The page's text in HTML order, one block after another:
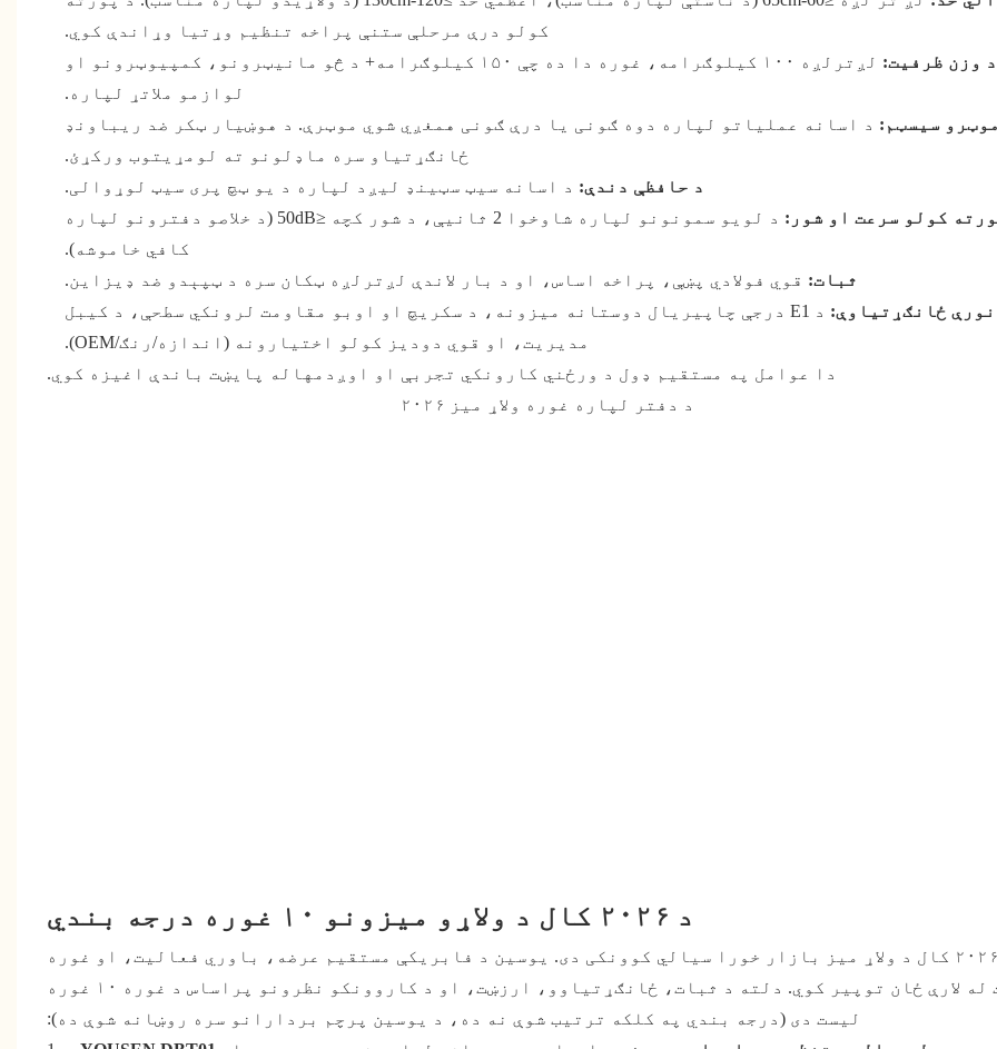
کولو درې مرحلې ستنې پراخه تنظیم وړتیا وړاندې کوي.
د وزن ظرفیت:
لږترلږه ۱۰۰ کیلوګرامه، غوره دا ده چې ۱۵۰ کیلوګرامه+ د څو مانیټرونو، کمپیوټرونو او
لوازمو ملاتړ لپاره.
سیسټم: د اسانه عملیاتو لپاره دوه ګونی یا درې ګونی همغږي شوي موټرې. د هوښیار ټکر ضد ریباونډ
ځانګړتیاو سره ماډلونو ته لومړیتوب ورکړئ.
د حافظې دندې: ​​د اسانه سیټ سټینډ لیږد لپاره د یو ټچ پری سیټ لوړوالی.
کولو سرعت او شور:
د لویو سمونونو لپاره شاوخوا 2 ثانیې، د شور کچه ≤50dB (د خلاصو دفترونو لپاره
کافي خاموشه).
ثبات: قوي فولادي پښې، پراخه اساس، او د بار لاندې لږترلږه ټکان سره د ټپېدو ضد ډیزاین.
نورې ځانګړتیاوې:
د E1 درجې چاپیریال دوستانه میزونه، د سکریچ او اوبو مقاومت لرونکي سطحې، د کیبل
مدیریت، او قوي دودیز کولو اختیارونه (اندازه/رنګ/OEM).
دا عوامل په مستقیم ډول د ورځني کارونکي تجربې او اوږدمهاله پایښت باندې اغیزه کوي.
د ۲۰۲۶ کال د ولاړو میزونو ۱۰ غوره درجه بندي
د ۲۰۲۶ کال د ولاړ میز بازار خورا سیالي کوونکی دی. یوسین د فابریکې مستقیم عرضه، باوري فعالیت، او غوره
ارزښت له لارې ځان توپیر کوي. دلته د ثبات، ځانګړتیاوو، ارزښت، او د کاروونکو نظرونو پراساس د غوره ۱۰ غوره
لیست دی (درجه بندي په کلکه ترتیب شوې نه ده، د یوسین پرچم بردارانو سره روښانه شوې ده):